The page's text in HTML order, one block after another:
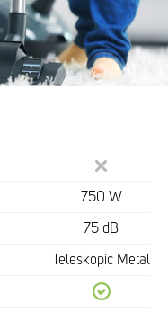
750 W
75 dB
Teleskopic Metal